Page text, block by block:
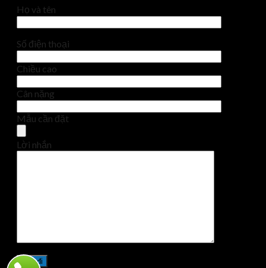
Họ và tên
Số điện thoại
Chiều cao
Cân nặng
Mẫu cần đặt
Lời nhắn